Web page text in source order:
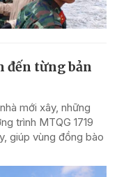
đến từng bản
mới xây, những
trình MTQG 1719
giúp vùng đồng bào